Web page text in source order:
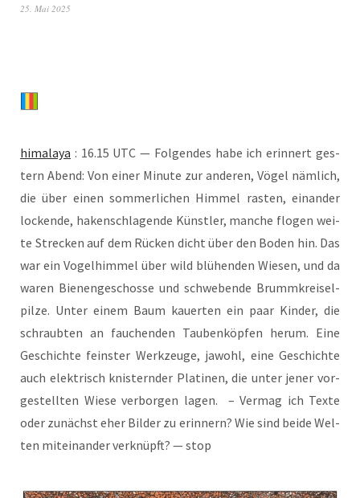
25. Mai 2025
hima­la­ya : 16.15 UTC — Fol­gen­des habe ich erin­nert ges­
tern Abend: Von einer Minu­te zur ande­ren, Vögel näm­lich,
die über einen som­mer­li­chen Him­mel ras­ten, ein­an­der
locken­de, haken­schla­gen­de Künst­ler, man­che flo­gen wei­
te Stre­cken auf dem Rücken dicht über den Boden hin. Das
war ein Vogel­him­mel über wild blü­hen­den Wie­sen, und da
waren Bie­nen­ge­schos­se und schwe­ben­de Brumm­krei­sel­
pil­ze. Unter einem Baum kau­er­ten ein paar Kin­der, die
schraub­ten an fau­chen­den Tau­ben­köp­fen her­um. Eine
Geschich­te feins­ter Werk­zeu­ge, jawohl, eine Geschich­te
auch elek­trisch knis­tern­der Pla­ti­nen, die unter jener vor­
ge­stell­ten Wie­se ver­bor­gen lagen. – Ver­mag ich Tex­te
oder zunächst eher Bil­der zu erin­nern? Wie sind bei­de Wel­
ten mit­ein­an­der ver­knüpft? — stop